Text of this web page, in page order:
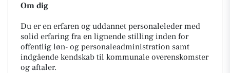
Om dig
Du er en erfaren og uddannet personaleleder med
solid erfaring fra en lignende stilling inden for
offentlig løn- og personaleadministration samt
indgående kendskab til kommunale overenskomster
og aftaler.